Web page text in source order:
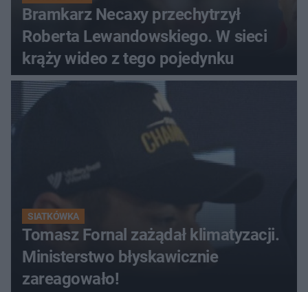
Bramkarz Necaxy przechytrzył
Roberta Lewandowskiego. W sieci
krąży wideo z tego pojedynku
SIATKÓWKA
Tomasz Fornal zażądał klimatyzacji.
Ministerstwo błyskawicznie
zareagowało!